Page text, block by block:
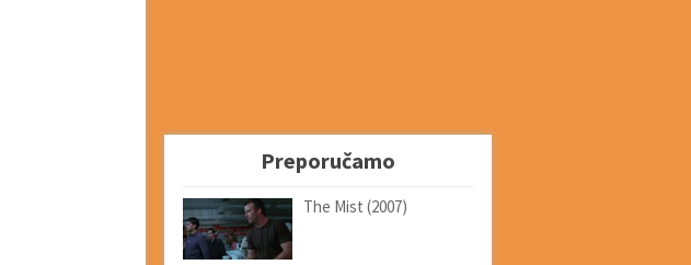
Preporučamo
The Mist (2007)